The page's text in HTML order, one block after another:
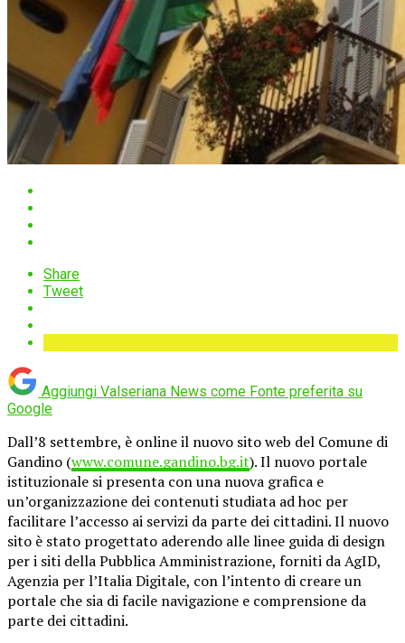
Share
Tweet
Aggiungi Valseriana News come Fonte preferita su
Google
Dall’8 settembre, è online il nuovo sito web del Comune di
Gandino (www.comune.gandino.bg.it). Il nuovo portale
istituzionale si presenta con una nuova grafica e
un’organizzazione dei contenuti studiata ad hoc per
facilitare l’accesso ai servizi da parte dei cittadini. Il nuovo
sito è stato progettato aderendo alle linee guida di design
per i siti della Pubblica Amministrazione, forniti da AgID,
Agenzia per l’Italia Digitale, con l’intento di creare un
portale che sia di facile navigazione e comprensione da
parte dei cittadini.